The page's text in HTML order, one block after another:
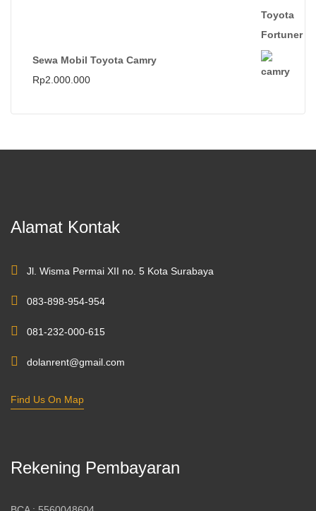
Sewa Mobil Toyota Camry
Rp2.000.000
Alamat Kontak
Jl. Wisma Permai XII no. 5 Kota Surabaya
083-898-954-954
081-232-000-615
dolanrent@gmail.com
Find Us On Map
Rekening Pembayaran